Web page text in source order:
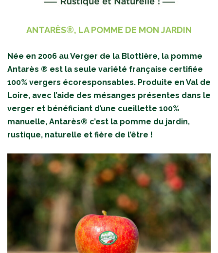
ANTARÈS®, LA POMME DE MON JARDIN
Née en 2006 au Verger de la Blottière, la pomme
Antarès ® est la seule variété française certifiée
100% vergers écoresponsables. Produite en Val de
Loire, avec l’aide des mésanges présentes dans le
verger et bénéficiant d’une cueillette 100%
manuelle, Antarès® c’est la pomme du jardin,
rustique, naturelle et fière de l’être !